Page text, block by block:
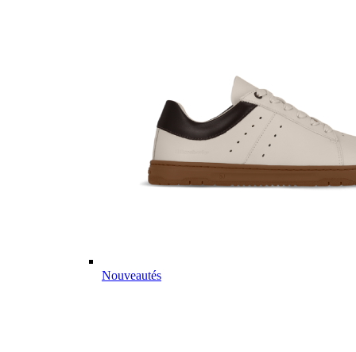
Nouveautés